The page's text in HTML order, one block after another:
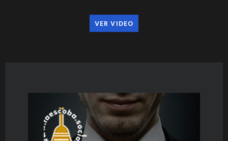
VER VIDEO